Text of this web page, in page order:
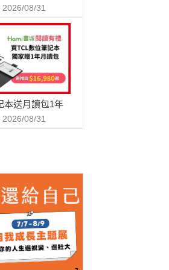
08/31
本送月讀包1年
08/31